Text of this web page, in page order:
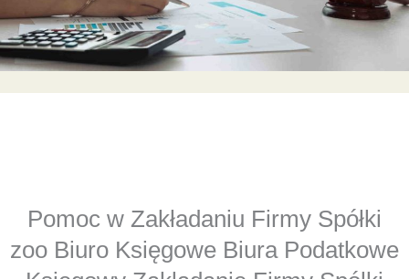
Pomoc w Zakładaniu Firmy Spółki
zoo Biuro Księgowe Biura Podatkowe